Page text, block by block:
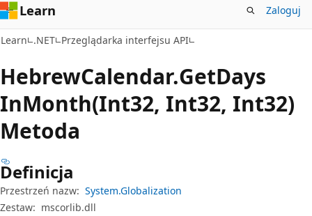
Learn Zaloguj
Learn .NET Przeglądarka interfejsu API
HebrewCalendar.GetDays
InMonth(Int32, Int32, Int32)
Metoda
Definicja
Przestrzeń nazw: System.Globalization
Zestaw: mscorlib.dll